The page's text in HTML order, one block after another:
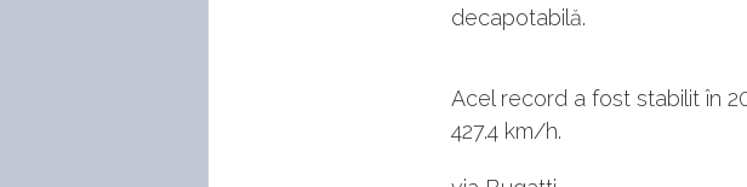
decapotabilă.
Acel record a fost stabilit în
427.4 km/h.